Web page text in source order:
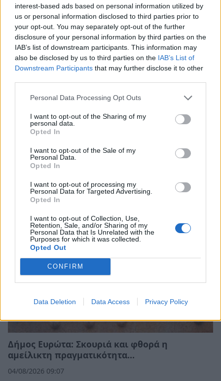
interest-based ads based on personal information utilized by
us or personal information disclosed to third parties prior to
your opt-out. You may separately opt-out of the further
disclosure of your personal information by third parties on the
IAB’s list of downstream participants. This information may
also be disclosed by us to third parties on the IAB’s List of
Downstream Participants that may further disclose it to other
Personal Data Processing Opt Outs
I want to opt-out of the Sharing of my
personal data.
Opted In
I want to opt-out of the Sale of my
Personal Data.
Opted In
I want to opt-out of processing my
Personal Data for Targeted Advertising.
Opted In
I want to opt-out of Collection, Use,
Retention, Sale, and/or Sharing of my
Personal Data that Is Unrelated with the
Purposes for which it was collected.
Opted Out
CONFIRM
Data Deletion Data Access Privacy Policy
Λακωνία: Ο Δημήτρης Μανιατάκος ακούει
αλλά δεν μιλάει – Θα είναι υποψήφιος
06/08/2026 13:10
Δήμος Ευρώτα: Σκουριά και φθορά η
αμείλικτη πραγματικότητα…
04/08/2026 09:07